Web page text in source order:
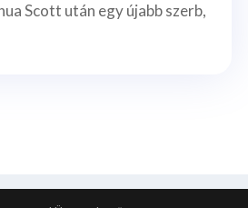
Scott után egy újabb szerb,